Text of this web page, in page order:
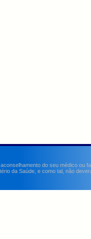
do seu médico ou
da Saúde, e como tal, não